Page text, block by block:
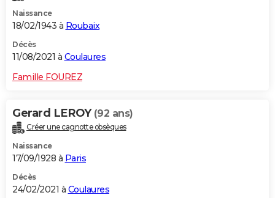
Naissance
18/02/1943 à Roubaix
Décès
11/08/2021 à Coulaures
Famille FOUREZ
Gerard LEROY (92 ans)
Créer une cagnotte obsèques
Naissance
17/09/1928 à Paris
Décès
24/02/2021 à Coulaures